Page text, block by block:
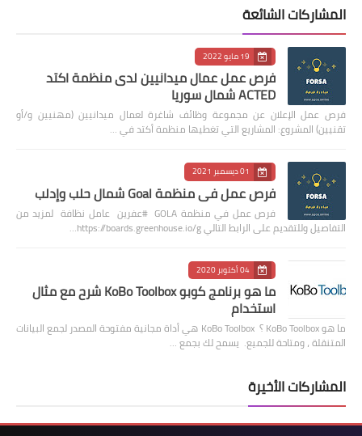
المشاركات الشائعة
19 مايو 2022
فرص عمل عمال ميدانيين لدى منظمة اكتد
ACTED شمال سوريا
فرص عمل الإعلان عن مجموعة وظائف شاغرة لعمال ميدانيين (مهنيين و/أو
تقنيين) المشروع: المشاريع التي تغطيها منظمة أكتد في …
01 ديسمبر 2021
فرص عمل في منظمة Goal شمال حلب وإدلب
فرص عمل في منظمة GOLA #عفرين عامل نظافة لمزيد من
التفاصيل وللتقديم على الرابط التالي https://boards.greenhouse.io/g…
04 أكتوبر 2020
ما هو برنامج كوبو KoBo Toolbox شرح مع مثال
استخدام
ما هو KoBo Toolbox ؟ KoBo Toolbox هي أداة مجانية مفتوحة المصدر لجمع البيانات
المتنقلة ، ومتاحة للجميع. يسمح لك بجمع …
المشاركات الأخيرة